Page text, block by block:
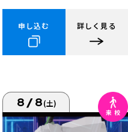
申し込む 詳しく見る
8/8(土)